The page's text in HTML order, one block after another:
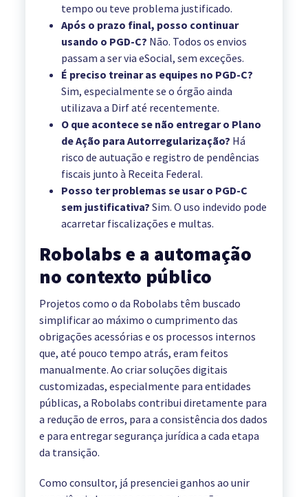
tempo ou teve problema justificado.
Após o prazo final, posso continuar
usando o PGD-C? Não. Todos os envios
passam a ser via eSocial, sem exceções.
É preciso treinar as equipes no PGD-C?
Sim, especialmente se o órgão ainda
utilizava a Dirf até recentemente.
O que acontece se não entregar o Plano
de Ação para Autorregularização? Há
risco de autuação e registro de pendências
fiscais junto à Receita Federal.
Posso ter problemas se usar o PGD-C
sem justificativa? Sim. O uso indevido pode
acarretar fiscalizações e multas.
Robolabs e a automação
no contexto público
Projetos como o da Robolabs têm buscado
simplificar ao máximo o cumprimento das
obrigações acessórias e os processos internos
que, até pouco tempo atrás, eram feitos
manualmente. Ao criar soluções digitais
customizadas, especialmente para entidades
públicas, a Robolabs contribui diretamente para
a redução de erros, para a consistência dos dados
e para entregar segurança jurídica a cada etapa
da transição.
Como consultor, já presenciei ganhos ao unir